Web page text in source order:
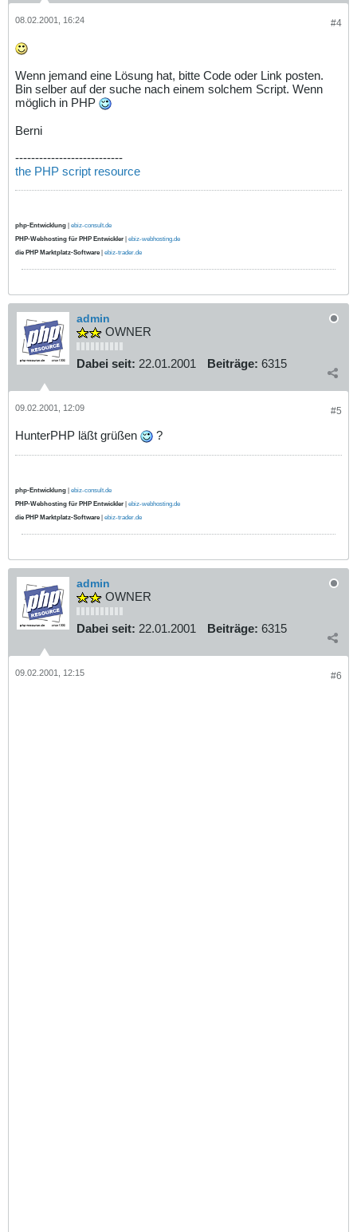
#4
08.02.2001, 16:24
Wenn jemand eine Lösung hat, bitte Code oder Link posten.
Bin selber auf der suche nach einem solchem Script. Wenn
möglich in PHP
Berni
---------------------------
the PHP script resource
php-Entwicklung
ebiz-consult.de
PHP-Webhosting für PHP Entwickler
ebiz-webhosting.de
die PHP Marktplatz-Software
ebiz-trader.de
admin
OWNER
Dabei seit: 22.01.2001 Beiträge: 6315
#5
09.02.2001, 12:09
HunterPHP läßt grüßen ?
php-Entwicklung
ebiz-consult.de
PHP-Webhosting für PHP Entwickler
ebiz-webhosting.de
die PHP Marktplatz-Software
ebiz-trader.de
admin
OWNER
Dabei seit: 22.01.2001 Beiträge: 6315
#6
09.02.2001, 12:15